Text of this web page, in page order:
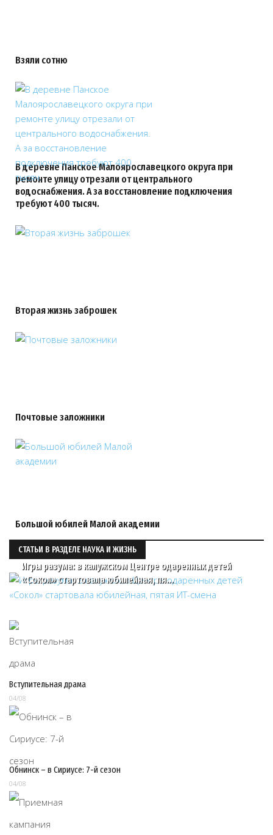
Взяли сотню
В деревне Панское Малоярославецкого округа при
ремонте улицу отрезали от центрального
водоснабжения. А за восстановление подключения
требуют 400 тысяч.
Вторая жизнь заброшек
Почтовые заложники
Большой юбилей Малой академии
СТАТЬИ В РАЗДЕЛЕ НАУКА И ЖИЗНЬ
Игры разума: в калужском Центре одаренных детей
«Сокол» стартовала юбилейная, пя…
Вступительная драма
04/08
Обнинск – в Сириусе: 7-й сезон
04/08